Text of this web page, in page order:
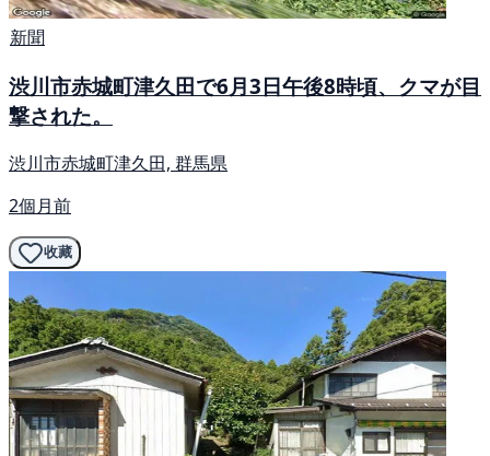
新聞
渋川市赤城町津久田で6月3日午後8時頃、クマが目
撃された。
渋川市赤城町津久田, 群馬県
2個月前
收藏